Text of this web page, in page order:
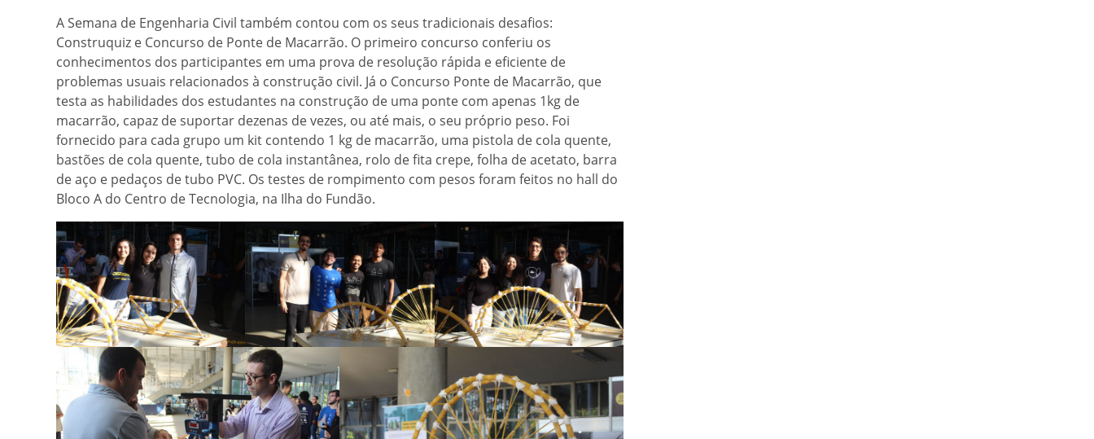
A Semana de Engenharia Civil também contou com os seus tradicionais desafios:
Construquiz e Concurso de Ponte de Macarrão. O primeiro concurso conferiu os
conhecimentos dos participantes em uma prova de resolução rápida e eficiente de
problemas usuais relacionados à construção civil. Já o Concurso Ponte de Macarrão, que
testa as habilidades dos estudantes na construção de uma ponte com apenas 1kg de
macarrão, capaz de suportar dezenas de vezes, ou até mais, o seu próprio peso. Foi
fornecido para cada grupo um kit contendo 1 kg de macarrão, uma pistola de cola quente,
bastões de cola quente, tubo de cola instantânea, rolo de fita crepe, folha de acetato, barra
de aço e pedaços de tubo PVC. Os testes de rompimento com pesos foram feitos no hall do
Bloco A do Centro de Tecnologia, na Ilha do Fundão.